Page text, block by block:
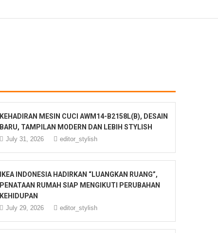
KEHADIRAN MESIN CUCI AWM14-B2158L(B), DESAIN
BARU, TAMPILAN MODERN DAN LEBIH STYLISH
July 31, 2026 editor_stylish
IKEA INDONESIA HADIRKAN “LUANGKAN RUANG”,
PENATAAN RUMAH SIAP MENGIKUTI PERUBAHAN
KEHIDUPAN
July 29, 2026 editor_stylish